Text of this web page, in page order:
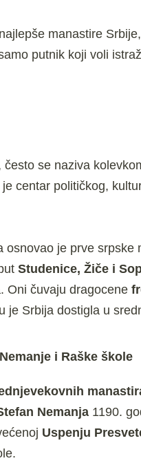
manastire
putnik koji voli
se naziva
centar političkog,
je prve
Studenice, Žiče i
Oni čuvaju dragocene
je Srbija dostigla u
i Raške škole
Nemanja 1190.
Uspenju